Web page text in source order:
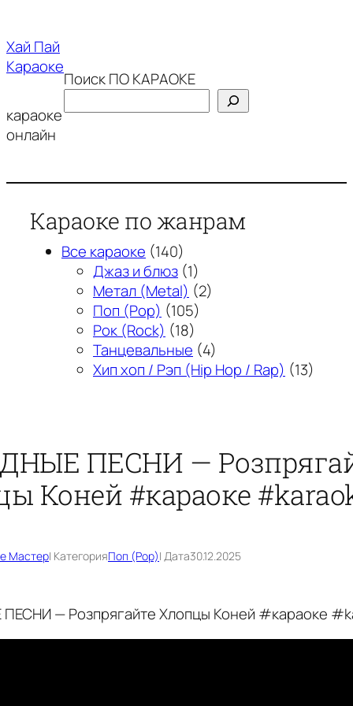
содержимому
Хай Пай
Караоке
караоке
онлайн
Поиск ПО КАРАОКЕ
Караоке по жанрам
Все караоке (140)
Джаз и блюз (1)
Метал (Metal) (2)
Поп (Pop) (105)
Рок (Rock) (18)
Танцевальные (4)
Хип хоп / Рэп (Hip Hop / Rap) (13)
ПЕСНИ —
Коней #караоке
Мастер| КатегорияПоп (Pop)| Дата30.12.2025
— Розпрягайте Хлопцы Коней #караоке